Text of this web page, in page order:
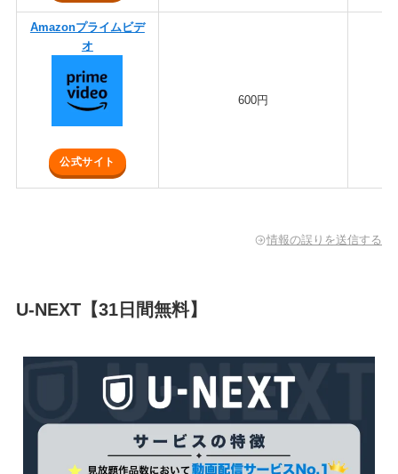
Amazonプライムビデ
オ
公式サイト
600円
情報の誤りを送信する
U-NEXT【31日間無料】